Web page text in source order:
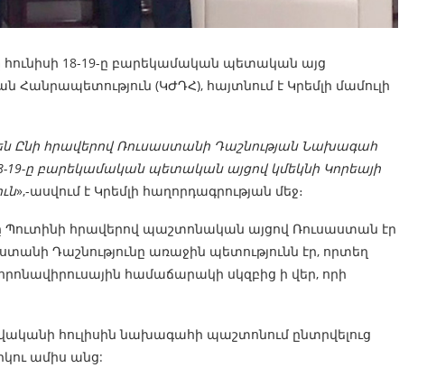
18-19-ը բարեկամական պետական ​​այց
(ԿԺԴՀ), հայտնում է Կրեմլի մամուլի
Ընի հրավերով Ռուսաստանի Դաշնության Նախագահ
19-ը բարեկամական պետական ​​այցով կմեկնի Կորեայի
»,-ասվում է Կրեմլի հաղորդագրության մեջ։
Պուտինի հրավերով պաշտոնական այցով Ռուսաստան էր
Դաշնությունը առաջին պետությունն էր, որտեղ
համաճարակի սկզբից ի վեր, որի
հուլիսին նախագահի պաշտոնում ընտրվելուց
ամիս անց: